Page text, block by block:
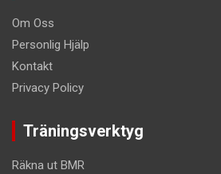
Om Oss
Personlig Hjälp
Kontakt
Privacy Policy
Träningsverktyg
Räkna ut BMR